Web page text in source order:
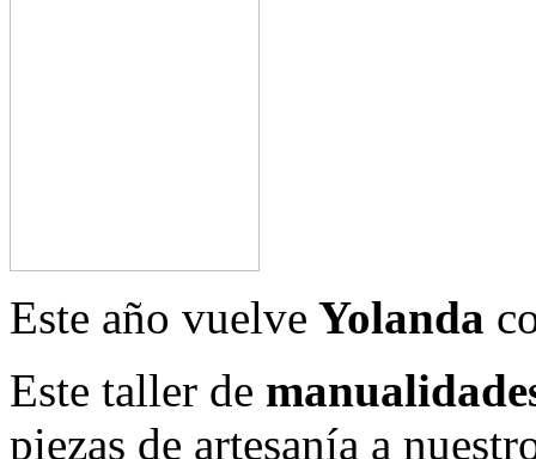
Este año vuelve Yolanda
Este taller de
piezas de artesanía a